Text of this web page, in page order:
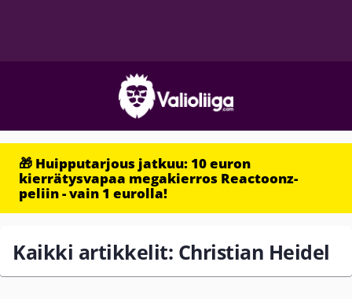
🎁 Huipputarjous jatkuu: 10 euron
kierrätysvapaa megakierros Reactoonz-
peliin - vain 1 eurolla!
Kaikki artikkelit: Christian Heidel